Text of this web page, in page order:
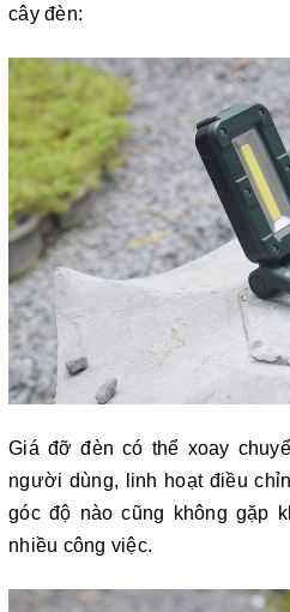
cây đèn:
Giá đỡ đèn có thể xoay
người dùng, linh hoạt điều
góc độ nào cũng không gặp
nhiều công việc.